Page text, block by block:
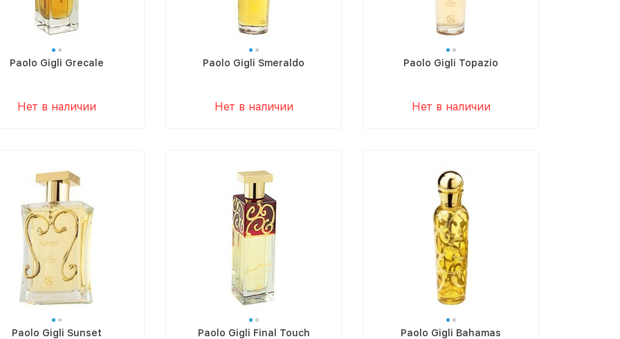
Paolo Gigli Grecale
Нет в наличии
Paolo Gigli Smeraldo
Нет в наличии
Paolo Gigli Topazio
Нет в наличии
Paolo Gigli Sunset
Paolo Gigli Final Touch
Paolo Gigli Bahamas